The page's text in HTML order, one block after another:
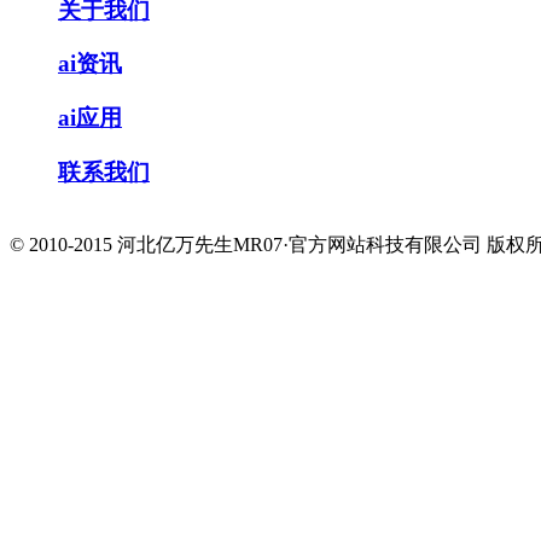
关于我们
ai资讯
ai应用
联系我们
© 2010-2015 河北亿万先生MR07·官方网站科技有限公司 版权